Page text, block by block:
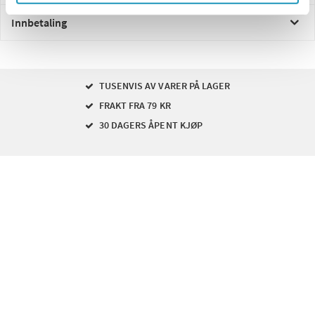
Innbetaling
TUSENVIS AV VARER PÅ LAGER
FRAKT FRA 79 KR
30 DAGERS ÅPENT KJØP